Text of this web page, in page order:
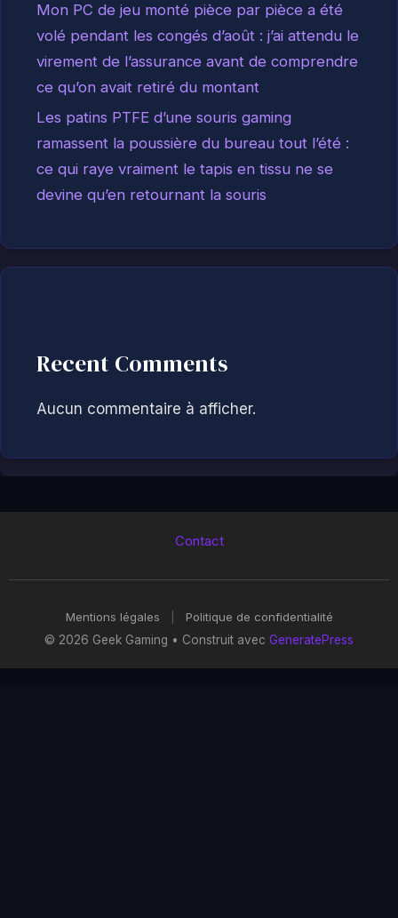
Mon PC de jeu monté pièce par pièce a été
volé pendant les congés d’août : j’ai attendu le
virement de l’assurance avant de comprendre
ce qu’on avait retiré du montant
Les patins PTFE d’une souris gaming
ramassent la poussière du bureau tout l’été :
ce qui raye vraiment le tapis en tissu ne se
devine qu’en retournant la souris
Recent Comments
Aucun commentaire à afficher.
Contact
Mentions légales
Politique de confidentialité
© 2026 Geek Gaming • Construit avec GeneratePress